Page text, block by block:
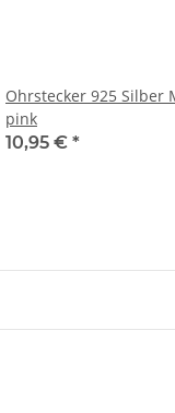
Ohrstecker 925 Silber
pink
10,95 € *